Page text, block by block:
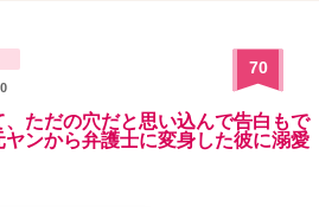
0
70
ただの穴だと思い込んで告白もで
ンから弁護士に変身した彼に溺愛